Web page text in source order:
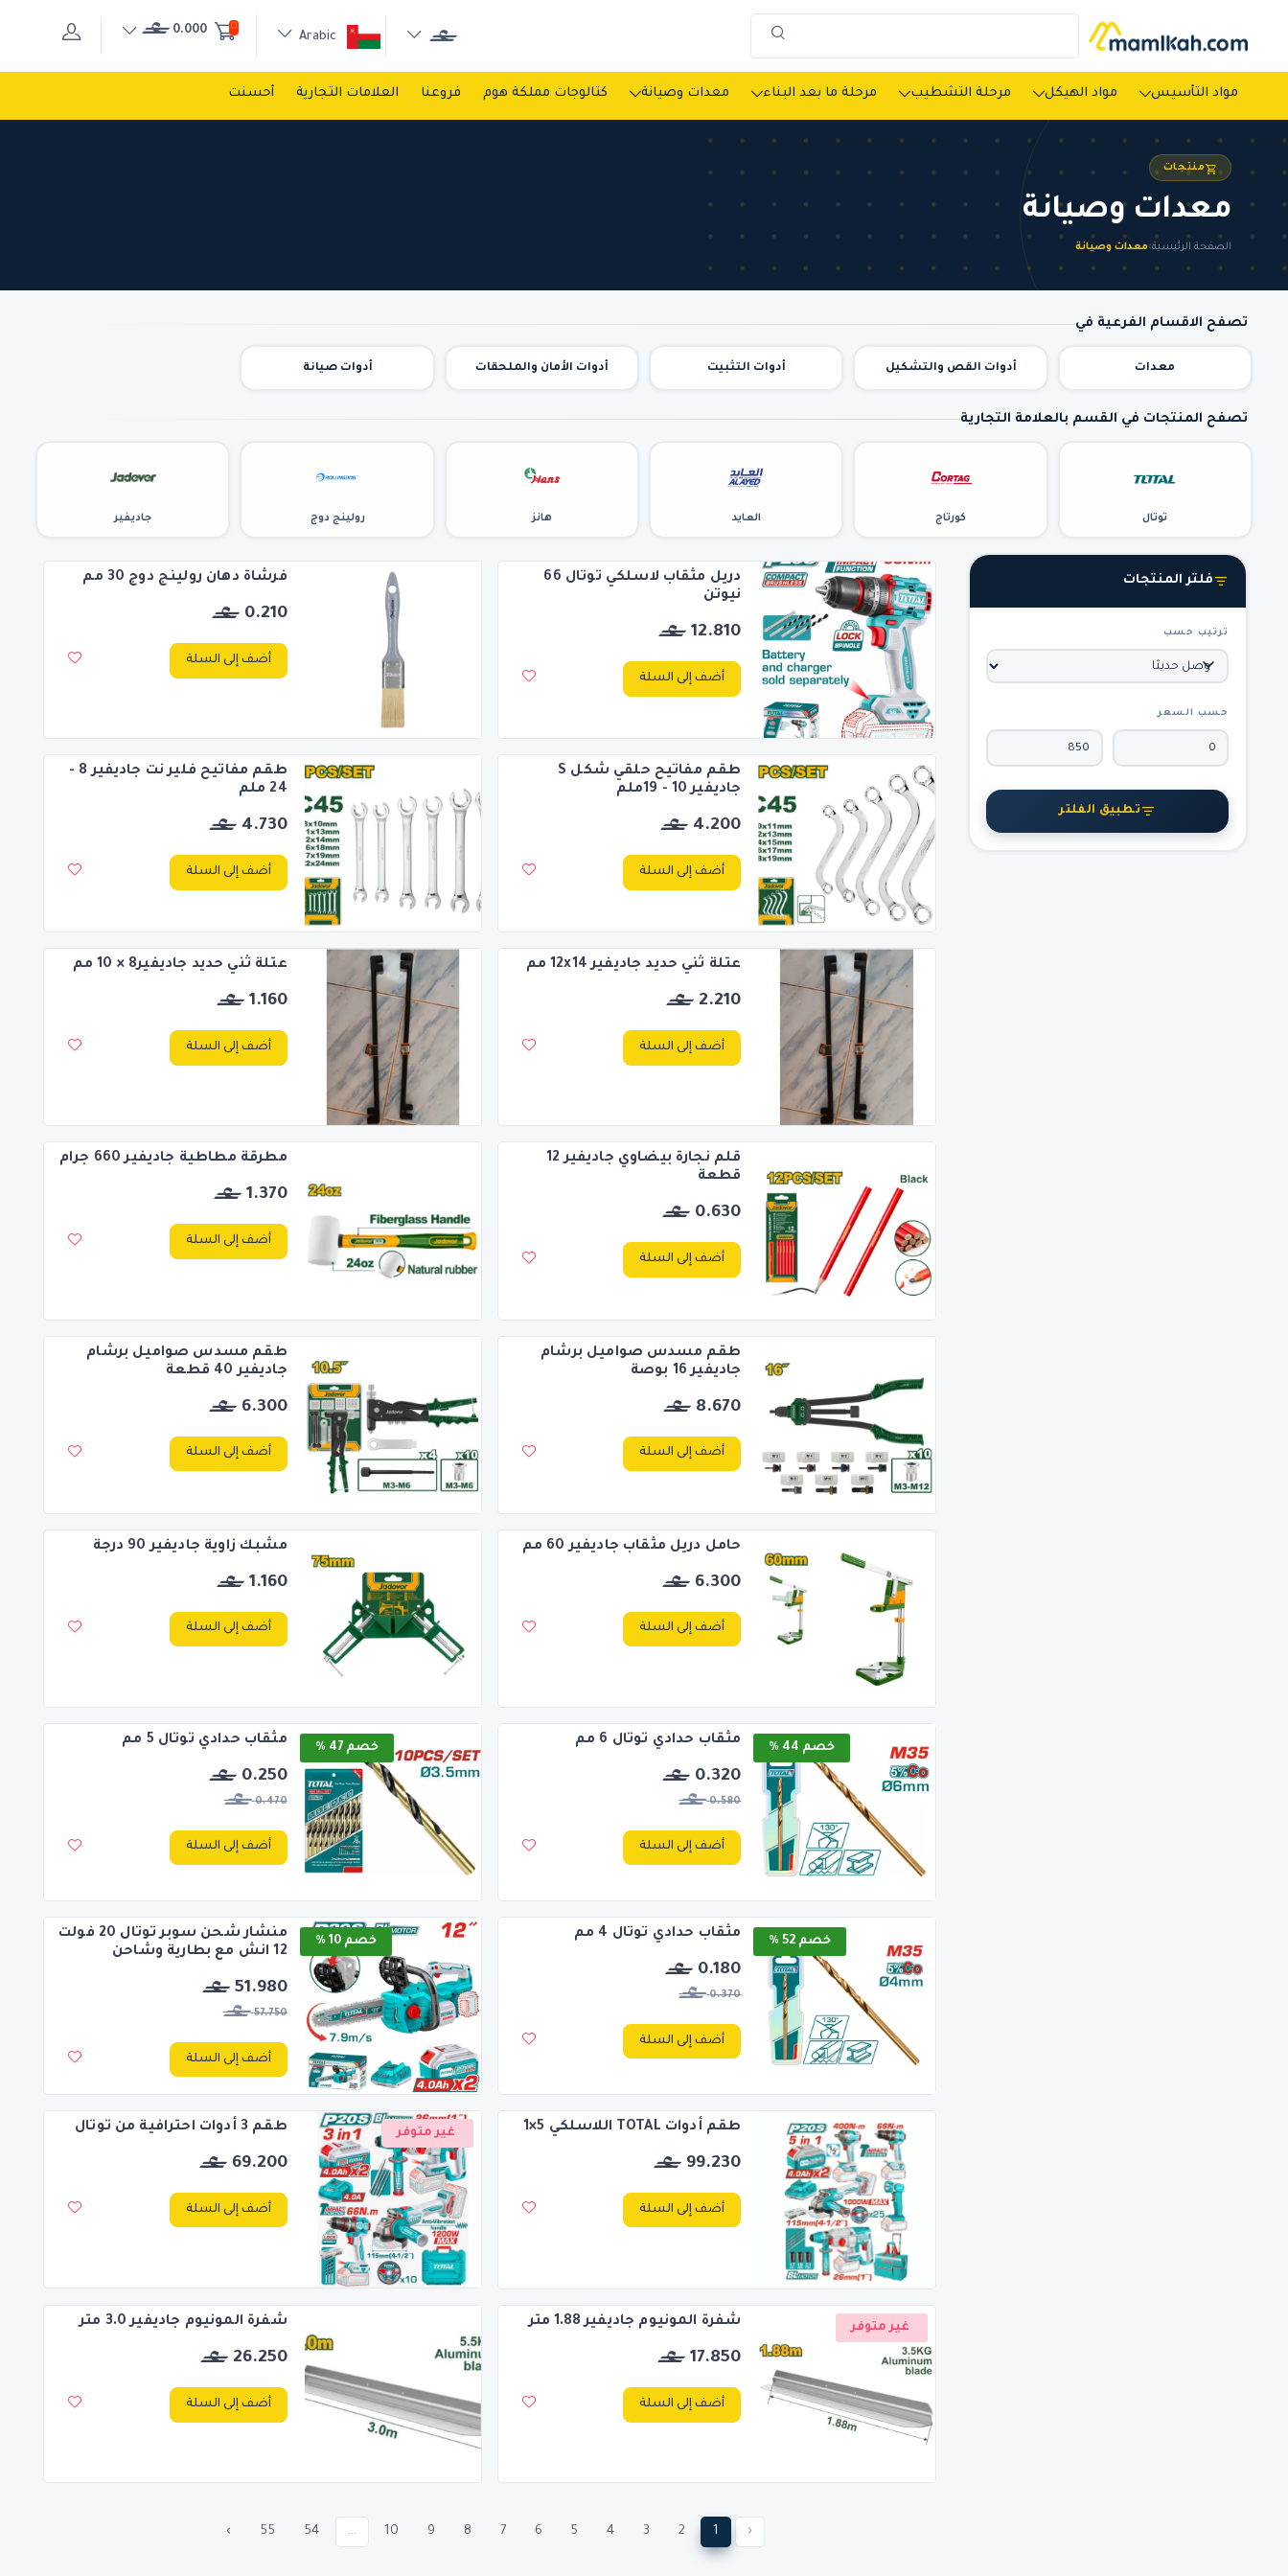
0
0.000
مواد التأسيس مواد الهيكل مرحلة التشطيب مرحلة ما بعد البناء معدات وصيانة كتالوجات مملكة هوم فروعنا العلامات التجارية أحسنت
منتجات
معدات وصيانة
الصفحة الرئيسية›معدات وصيانة
تصفح الاقسام الفرعية في
معدات أدوات القص والتشكيل أدوات التثبيت أدوات الأمان والملحقات أدوات صيانة
تصفح المنتجات في القسم بالعلامة التجارية
توتال كورتاج العايد هانز رولينج دوج جاديفير
فلتر المنتجات
ترتيب حسب
حسب السعر
تطبيق الفلتر
دريل مثقاب لاسلكي توتال 66
نيوتن
12.810
أضف إلى السلة
فرشاة دهان رولينج دوج 30 مم
0.210
أضف إلى السلة
طقم مفاتيح حلقي شكل S
جاديفير 10 - 19ملم
4.200
أضف إلى السلة
طقم مفاتيح فلير نت جاديفير 8 -
24 ملم
4.730
أضف إلى السلة
عتلة ثني حديد جاديفير 12x14 مم
2.210
أضف إلى السلة
عتلة ثني حديد جاديفير8 × 10 مم
1.160
أضف إلى السلة
قلم نجارة بيضاوي جاديفير 12
قطعة
0.630
أضف إلى السلة
مطرقة مطاطية جاديفير 660 جرام
1.370
أضف إلى السلة
طقم مسدس صواميل برشام
جاديفير 16 بوصة
8.670
أضف إلى السلة
طقم مسدس صواميل برشام
جاديفير 40 قطعة
6.300
أضف إلى السلة
حامل دريل مثقاب جاديفير 60 مم
6.300
أضف إلى السلة
مشبك زاوية جاديفير 90 درجة
1.160
أضف إلى السلة
خصم 44 % مثقاب حدادي توتال 6 مم
0.320
0.580
أضف إلى السلة
خصم 47 % مثقاب حدادي توتال 5 مم
0.250
0.470
أضف إلى السلة
خصم 52 % مثقاب حدادي توتال 4 مم
0.180
0.370
أضف إلى السلة
خصم 10 %
منشار شحن سوبر توتال 20 فولت
12 انش مع بطارية وشاحن
51.980
57.750
أضف إلى السلة
طقم أدوات TOTAL اللاسلكي 5×1
99.230
أضف إلى السلة
غير متوفر طقم 3 أدوات احترافية من توتال
69.200
أضف إلى السلة
غير متوفر شفرة المونيوم جاديفير 1.88 متر
17.850
أضف إلى السلة
شفرة المونيوم جاديفير 3.0 متر
26.250
أضف إلى السلة
‹
1
2
3
4
5
6
7
8
9
10
...
54
55
›